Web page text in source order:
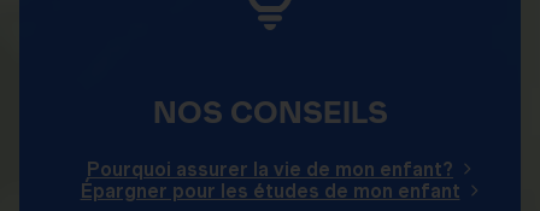
NOS CONSEILS
Pourquoi assurer la vie de mon enfant?
Épargner pour les études de mon enfant